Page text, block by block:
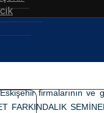
Semineri
firmalarının ve
FARKINDALIK